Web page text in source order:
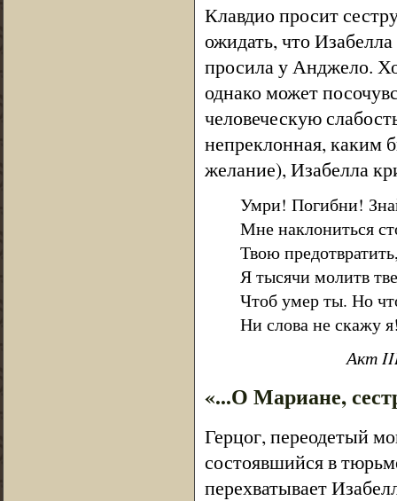
Клавдио просит
ожидать, что
просила у Анджело.
однако может
человеческую
непреклонная, каким
желание), Изабелла
Умри! Погибни!
Мне наклониться
Твою
Я тысячи молитв
Чтоб умер ты. Но
Ни слова не скажу
Акт
«...О Мариане,
Герцог, переодетый
состоявшийся в
перехватывает